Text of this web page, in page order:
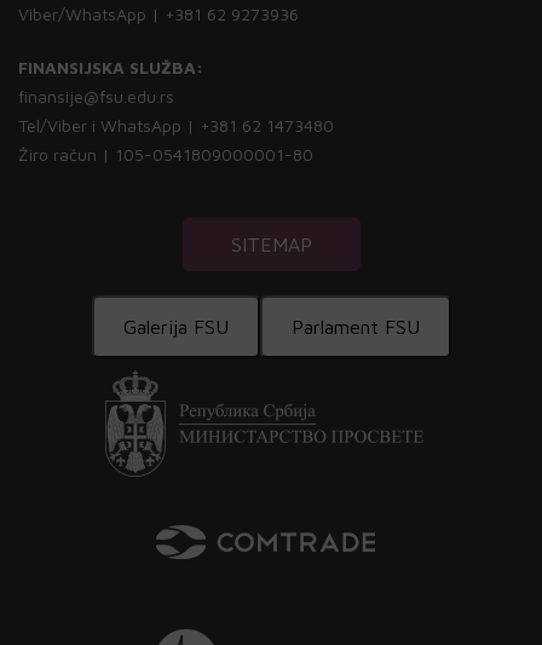
Viber/WhatsApp | +381 62 9273936
FINANSIJSKA SLUŽBA:
finansije@fsu.edu.rs
Tel/Viber i WhatsApp | +381 62 1473480
Žiro račun | 105-0541809000001-80
SITEMAP
Galerija FSU Parlament FSU